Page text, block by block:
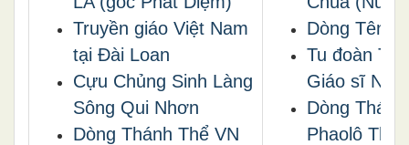
Truyền giáo Việt Nam
tại Ðài Loan
Cựu Chủng Sinh Làng
Sông Qui Nhơn
Dòng Thánh Thể VN
Dòng Tên
Tu đoàn
Giáo sĩ Nhà
Dòng Thánh
Phaolô